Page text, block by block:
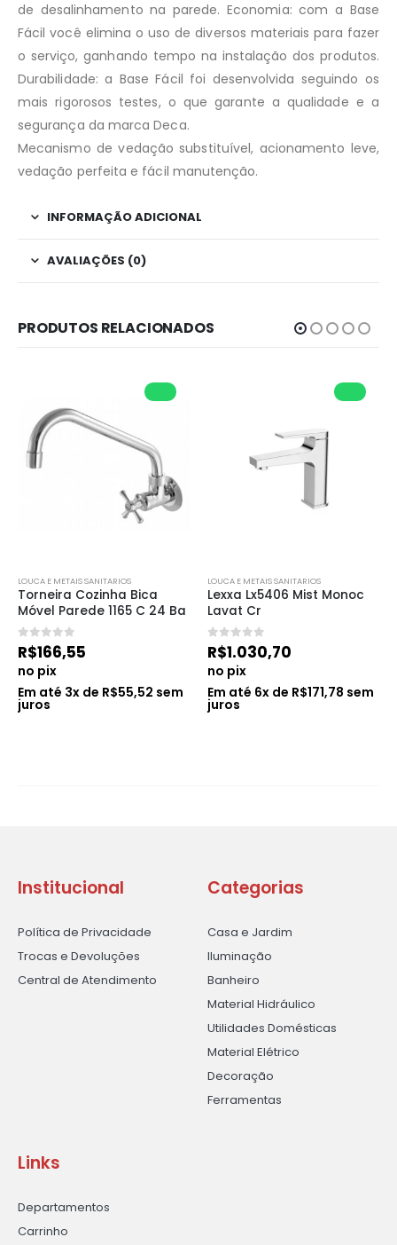
de desalinhamento na parede. Economia: com a Base
Fácil você elimina o uso de diversos materiais para fazer
o serviço, ganhando tempo na instalação dos produtos.
Durabilidade: a Base Fácil foi desenvolvida seguindo os
mais rigorosos testes, o que garante a qualidade e a
segurança da marca Deca.
Mecanismo de vedação substituível, acionamento leve,
vedação perfeita e fácil manutenção.
INFORMAÇÃO ADICIONAL
AVALIAÇÕES (0)
PRODUTOS RELACIONADOS
LOUCA E METAIS SANITARIOS
Torneira Cozinha Bica
Móvel Parede 1165 C 24 Ba
0 de 5
R$166,55
no pix
Em até 3x de R$55,52 sem
juros
LOUCA E METAIS SANITARIOS
Lexxa Lx5406 Mist Monoc
Lavat Cr
0 de 5
R$1.030,70
no pix
Em até 6x de R$171,78 sem
juros
Institucional
Política de Privacidade
Trocas e Devoluções
Central de Atendimento
Categorias
Casa e Jardim
Iluminação
Banheiro
Material Hidráulico
Utilidades Domésticas
Material Elétrico
Decoração
Ferramentas
Links
Departamentos
Carrinho